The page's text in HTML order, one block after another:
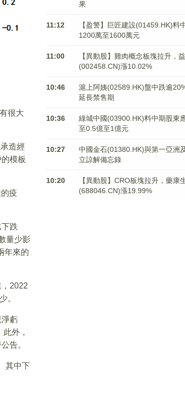
很大
造經
模板
疫
跌
量少影
年來的
2022
。
虧
外，
告。
其中下
果
11:12
【盈警】巨匠建設(01459.HK)料
1200萬至1600萬元
11:00
【異動股】雞肉概念板塊拉升，
(002458.CN)漲10.02%
10:46
滬上阿姨(02589.HK)盤中跌逾
延長禁售期
10:36
綠城中國(03900.HK)料中期股東
至0.5億至1億元
10:27
中國金石(01380.HK)與第一亞洲
立諒解備忘錄
10:20
【異動股】CRO板塊拉升，藥康
(688046.CN)漲19.99%